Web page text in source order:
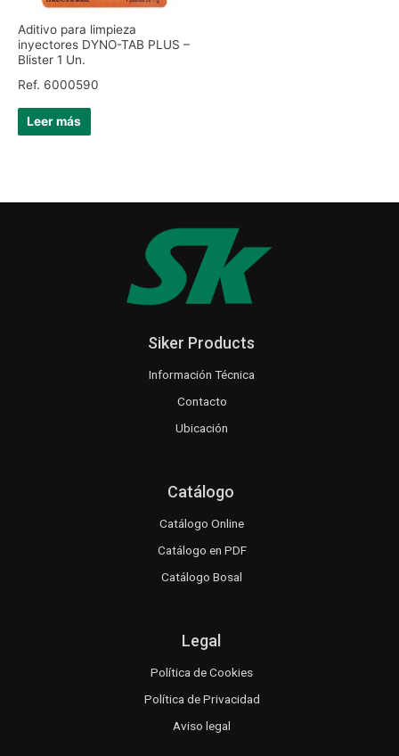
Aditivo para limpieza
inyectores DYNO-TAB PLUS –
Blister 1 Un.
Ref. 6000590
Leer más
Siker Products
Información Técnica
Contacto
Ubicación
Catálogo
Catálogo Online
Catálogo en PDF
Catálogo Bosal
Legal
Política de Cookies
Política de Privacidad
Aviso legal